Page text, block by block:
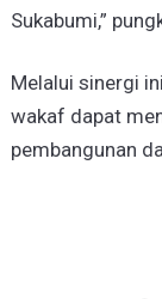
Sukabumi,”
​Melalui sinergi
wakaf dapat
pembangunan